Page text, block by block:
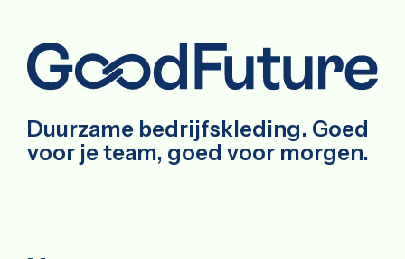
Duurzame bedrijfskleding. Goed
voor je team, goed voor morgen.